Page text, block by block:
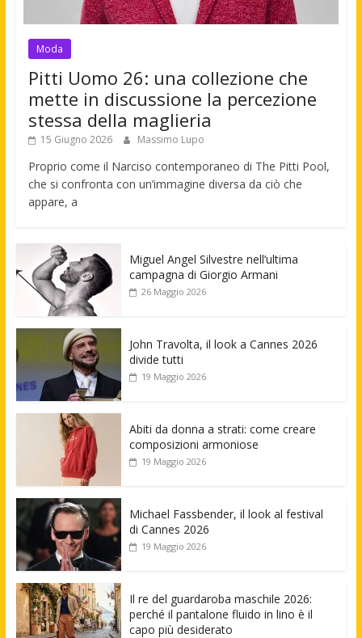
Moda
Pitti Uomo 26: una collezione che
mette in discussione la percezione
stessa della maglieria
15 Giugno 2026 Massimo Lupo
Proprio come il Narciso contemporaneo di The Pitti Pool,
che si confronta con un’immagine diversa da ciò che
appare, a
Miguel Angel Silvestre nell’ultima
campagna di Giorgio Armani
26 Maggio 2026
John Travolta, il look a Cannes 2026
divide tutti
19 Maggio 2026
Abiti da donna a strati: come creare
composizioni armoniose
19 Maggio 2026
Michael Fassbender, il look al festival
di Cannes 2026
19 Maggio 2026
Il re del guardaroba maschile 2026:
perché il pantalone fluido in lino è il
capo più desiderato